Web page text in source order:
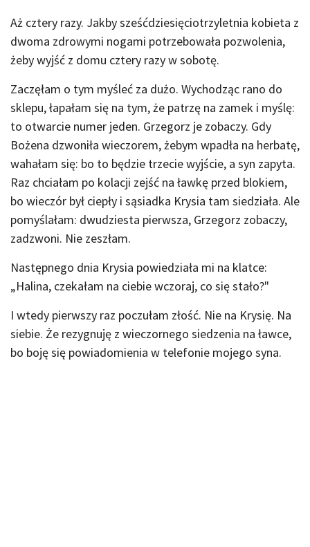
Aż cztery razy. Jakby sześćdziesięciotrzyletnia kobieta z
dwoma zdrowymi nogami potrzebowała pozwolenia,
żeby wyjść z domu cztery razy w sobotę.
Zaczęłam o tym myśleć za dużo. Wychodząc rano do
sklepu, łapałam się na tym, że patrzę na zamek i myślę:
to otwarcie numer jeden. Grzegorz je zobaczy. Gdy
Bożena dzwoniła wieczorem, żebym wpadła na herbatę,
wahałam się: bo to będzie trzecie wyjście, a syn zapyta.
Raz chciałam po kolacji zejść na ławkę przed blokiem,
bo wieczór był ciepły i sąsiadka Krysia tam siedziała. Ale
pomyślałam: dwudziesta pierwsza, Grzegorz zobaczy,
zadzwoni. Nie zeszłam.
Następnego dnia Krysia powiedziała mi na klatce:
„Halina, czekałam na ciebie wczoraj, co się stało?"
I wtedy pierwszy raz poczułam złość. Nie na Krysię. Na
siebie. Że rezygnuję z wieczornego siedzenia na ławce,
bo boję się powiadomienia w telefonie mojego syna.